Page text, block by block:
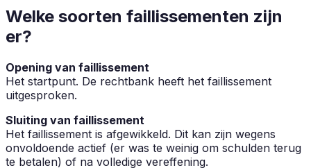
Welke soorten faillissementen zijn
er?
Opening van faillissement
Het startpunt. De rechtbank heeft het faillissement
uitgesproken.
Sluiting van faillissement
Het faillissement is afgewikkeld. Dit kan zijn wegens
onvoldoende actief (er was te weinig om schulden terug
te betalen) of na volledige vereffening.